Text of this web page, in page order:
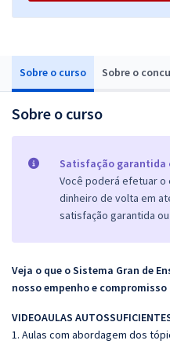
Sobre o curso Sobre o
Sobre o curso
Satisfação garantida
Você poderá efetuar o
dinheiro de volta em
satisfação garantida
Veja o que o Sistema Gran de
nosso empenho e
VIDEOAULAS
1. Aulas com abordagem dos